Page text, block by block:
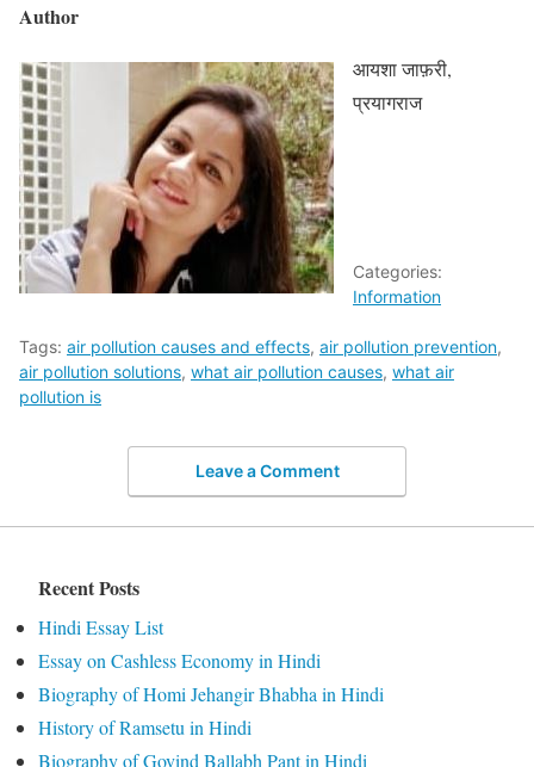
Author
आयशा जाफ़री,
प्रयागराज
Categories:
Information
Tags: air pollution causes and effects, air pollution prevention,
air pollution solutions, what air pollution causes, what air
pollution is
Leave a Comment
Recent Posts
Hindi Essay List
Essay on Cashless Economy in Hindi
Biography of Homi Jehangir Bhabha in Hindi
History of Ramsetu in Hindi
Biography of Govind Ballabh Pant in Hindi